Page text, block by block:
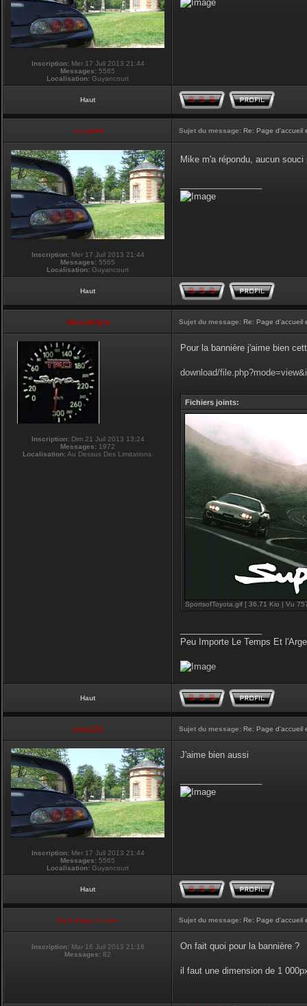
Inscription:Mer 17 Juil 2013 21:44
Messages: 5565
Localisation: Guyancourt
Haut
vmax330 Sujet du message: Re: Page d'accueil
Inscription:Mer 17 Juil 2013 21:44
Messages: 5565
Localisation: Guyancourt
Mike m'a répondu, aucun
Haut
NikoLifeStyle Sujet du message: Re: Page d'accueil
Inscription:Dim 21 Juil 2013 13:24
Messages: 1972
Localisation:Au Dessus Des Limitations.
Pour la bannière j'aime bien
download/
Fichiers joints:
SportsofToyota.gif [ 36.71 Kio | Vu
Peu Importe Le Temps Et
Haut
vmax330 Sujet du message: Re: Page d'accueil
Inscription:Mer 17 Juil 2013 21:44
Messages: 5565
Localisation: Guyancourt
J'aime bien aussi
Haut
Club Supra France Sujet du message: Re: Page d'accueil
Inscription: Mar 16 Juil 2013 21:16
Messages: 82
On fait quoi pour la bannière ?
il faut une dimension de 1